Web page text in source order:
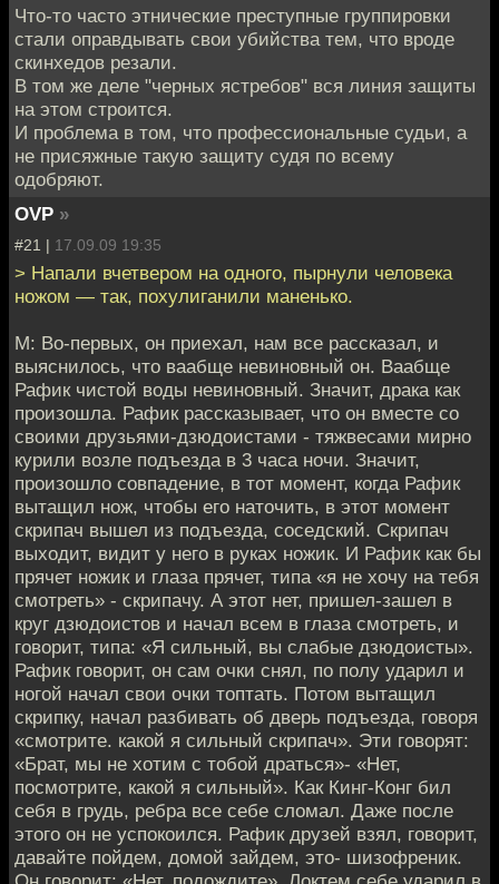
Что-то часто этнические преступные группировки
стали оправдывать свои убийства тем, что вроде
скинхедов резали.
В том же деле "черных ястребов" вся линия защиты
на этом строится.
И проблема в том, что профессиональные судьи, а
не присяжные такую защиту судя по всему
одобряют.
OVP »
#21 | 17.09.09 19:35
> Напали вчетвером на одного, пырнули человека
ножом — так, похулиганили маненько.
М: Во-первых, он приехал, нам все рассказал, и
выяснилось, что ваабще невиновный он. Ваабще
Рафик чистой воды невиновный. Значит, драка как
произошла. Рафик рассказывает, что он вместе со
своими друзьями-дзюдоистами - тяжвесами мирно
курили возле подъезда в 3 часа ночи. Значит,
произошло совпадение, в тот момент, когда Рафик
вытащил нож, чтобы его наточить, в этот момент
скрипач вышел из подъезда, соседский. Скрипач
выходит, видит у него в руках ножик. И Рафик как бы
прячет ножик и глаза прячет, типа «я не хочу на тебя
смотреть» - скрипачу. А этот нет, пришел-зашел в
круг дзюдоистов и начал всем в глаза смотреть, и
говорит, типа: «Я сильный, вы слабые дзюдоисты».
Рафик говорит, он сам очки снял, по полу ударил и
ногой начал свои очки топтать. Потом вытащил
скрипку, начал разбивать об дверь подъезда, говоря
«смотрите. какой я сильный скрипач». Эти говорят:
«Брат, мы не хотим с тобой драться»- «Нет,
посмотрите, какой я сильный». Как Кинг-Конг бил
себя в грудь, ребра все себе сломал. Даже после
этого он не успокоился. Рафик друзей взял, говорит,
давайте пойдем, домой зайдем, это- шизофреник.